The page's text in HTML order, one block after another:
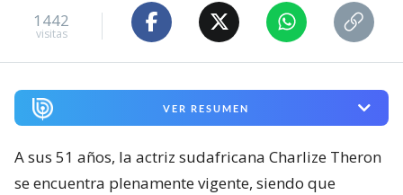
1442
visitas
VER RESUMEN
A sus 51 años, la actriz sudafricana Charlize Theron
se encuentra plenamente vigente, siendo que